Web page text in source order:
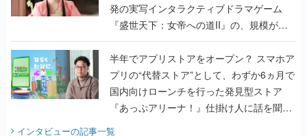
発の実写インタラクティブドラマゲーム
『盛世天下：女帝への道II』の、規模が違
うこだわりをプロデューサーに聞いた
半年でアプリストアをオープン？ スマホア
プリの“代替ストア”として、わずか6ヵ月で
国内向けローンチを行った発見型ストア
『あっぷアリーナ！』仕掛け人に話を聞い
インタビューの記事一覧